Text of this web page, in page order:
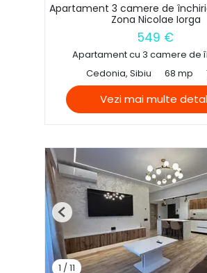
Apartament 3 camere de
Zona Nicolae Iorga
549 €
Apartament cu 3 camere de
Cedonia, Sibiu
68 mp
Vezi mai multe
1 /11
Previous